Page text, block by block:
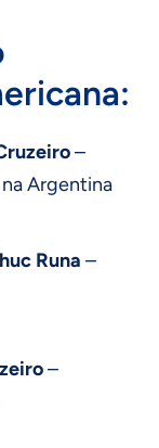
–
Argentina
Runa –
–